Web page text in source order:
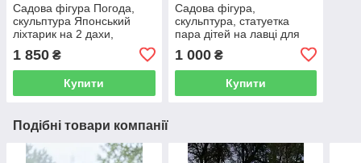
Садова фігура Погода,
скульптура Японський
ліхтарик на 2 дахи,
стилі, 40 см
1 850 ₴
Купити
Садова фігура,
скульптура, статуетка
пара дітей на лавці для
ручної роботи 33 см
1 000₴
Купити
Подібні товари компанії